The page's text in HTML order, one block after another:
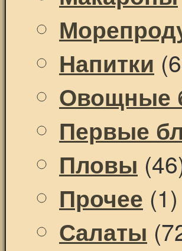
Напитки
Овощные
Первые
Пловы
Прочее (1)
Салаты